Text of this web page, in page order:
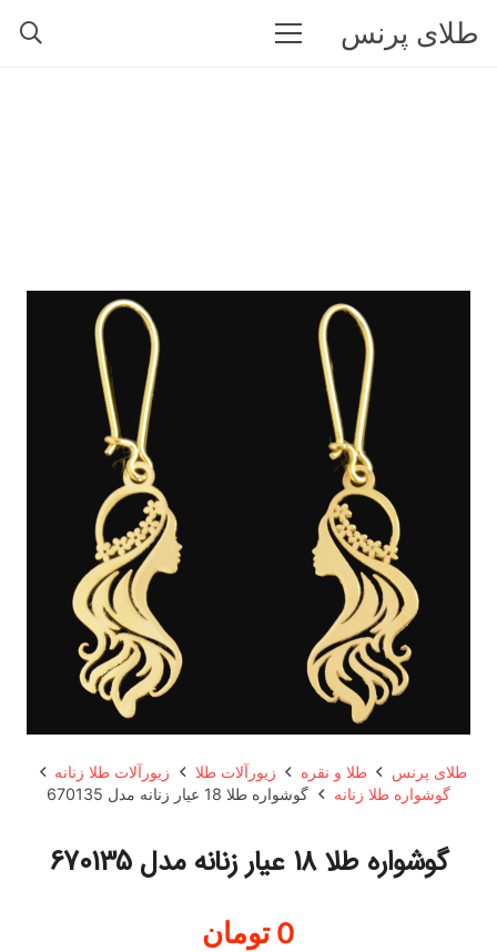
طلای پرنس
طلای پرنس طلا و نقره زیورآلات طلا
زیورآلات طلا زنانه
گوشواره طلا زنانه
گوشواره طلا 18 عیار زنانه مدل 670135
گوشواره طلا 18 عیار زنانه مدل 670135
0 تومان